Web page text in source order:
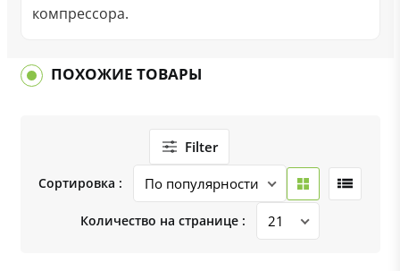
компрессора.
ПОХОЖИЕ ТОВАРЫ
Filter
Сортировка :
Количество на странице :